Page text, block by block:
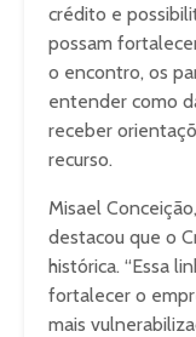
crédito e
possam
o encontro, os
entender como
receber
recurso.
Misael
destacou que o
histórica. “Essa
fortalecer o
mais